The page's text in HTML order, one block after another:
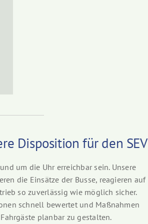
Disposition für den SEV
um die Uhr erreichbar sein. Unsere
die Einsätze der Busse, reagieren auf
so zuverlässig wie möglich sicher.
schnell bewertet und Maßnahmen
planbar zu gestalten.